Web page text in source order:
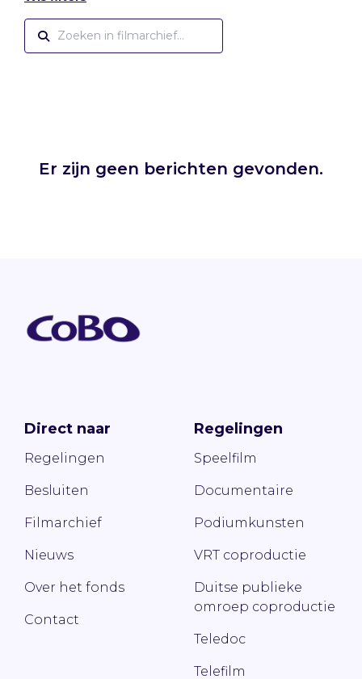
Er zijn geen berichten gevonden.
Direct naar
Regelingen
Besluiten
Filmarchief
Nieuws
Over het fonds
Contact
Regelingen
Speelfilm
Documentaire
Podiumkunsten
VRT coproductie
Duitse publieke
omroep coproductie
Teledoc
Telefilm